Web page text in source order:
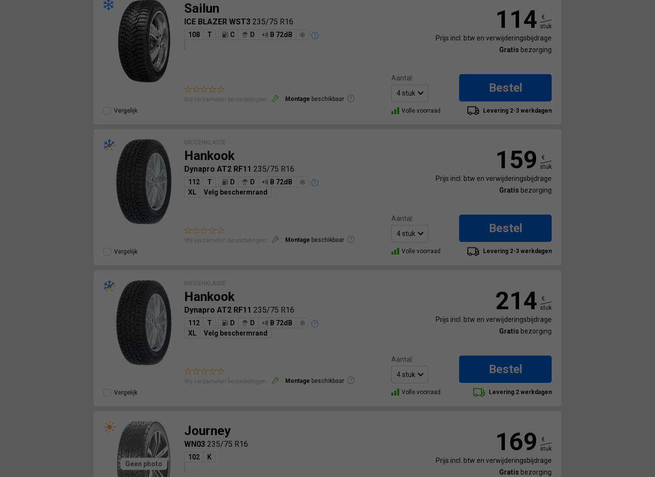
Sailun
ICE BLAZER WST3 235/75 R16
108 T C D B 72dB
Wij verzamelen beoordelingen. Montage beschikbaar
Vergelijk
114
€
stuk
Prijs incl. btw en verwijderingsbijdrage
Gratis bezorging
Aantal:
Bestel
Volle voorraad Levering 2-3 werkdagen
MIDDENKLASSE
Hankook
Dynapro AT2 RF11 235/75 R16
112 T D D
B 72dB
XL
Velg beschermrand
Wij verzamelen beoordelingen. Montage beschikbaar
Vergelijk
159
€
stuk
Prijs incl. btw en verwijderingsbijdrage
Gratis bezorging
Aantal:
Bestel
Volle voorraad Levering 2-3 werkdagen
MIDDENKLASSE
Hankook
Dynapro AT2 RF11 235/75 R16
112 T D D
B 72dB
XL
Velg beschermrand
Wij verzamelen beoordelingen. Montage beschikbaar
Vergelijk
214
€
stuk
Prijs incl. btw en verwijderingsbijdrage
Gratis bezorging
Aantal:
Bestel
Volle voorraad Levering 2 werkdagen
Journey
WN03 235/75 R16
102 K
Geen photo
169
€
stuk
Prijs incl. btw en verwijderingsbijdrage
Gratis bezorging